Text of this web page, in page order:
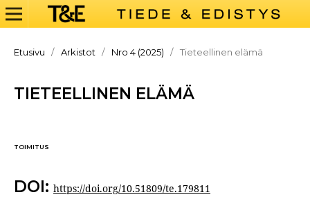
Etusivu / Arkistot / Nro 4 (2025) / Tieteellinen elämä
TIETEELLINEN ELÄMÄ
TOIMITUS
DOI: https://doi.org/10.51809/te.179811